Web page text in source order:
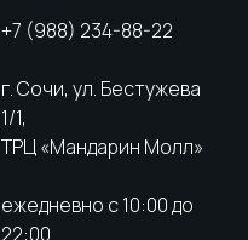
+7 (988) 234-88-22
г. Сочи, ул. Бестужева
1/1,
ТРЦ «Мандарин Молл»
ежедневно с 10:00 до
22:00